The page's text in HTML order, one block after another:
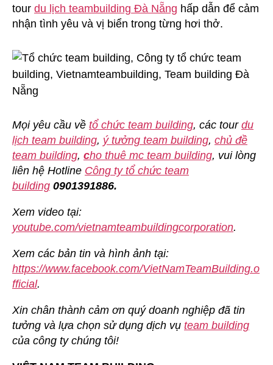
tour du lịch teambuilding Đà Nẵng hấp dẫn để cảm
nhận tình yêu và vị biển trong từng hơi thở.
Mọi yêu cầu về tổ chức team building, các tour du
lịch team building, ý tưởng team building, chủ đề
team building, cho thuê mc team building, vui lòng
liên hệ Hotline Công ty tổ chức team
building 0901391886.
Xem video tại:
youtube.com/vietnamteambuildingcorporation.
Xem các bản tin và hình ảnh tại:
https://www.facebook.com/VietNamTeamBuilding.o
fficial.
Xin chân thành cảm ơn quý doanh nghiệp đã tin
tưởng và lựa chọn sử dụng dịch vụ team building
của công ty chúng tôi!